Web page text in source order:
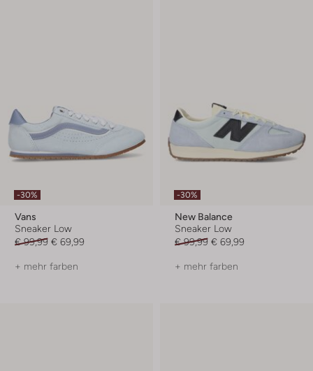
-30%
Vans
Sneaker Low
€ 99,99 € 69,99
+ mehr farben
-30%
New Balance
Sneaker Low
€ 99,99 € 69,99
+ mehr farben